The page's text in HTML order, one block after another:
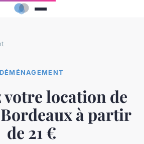
DÉMÉNAGEMENT
votre location de
à partir
de 21 €